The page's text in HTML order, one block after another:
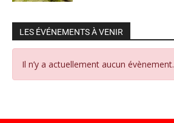
LES ÉVÉNEMENTS À VENIR
Il n’y a actuellement aucun évènement.